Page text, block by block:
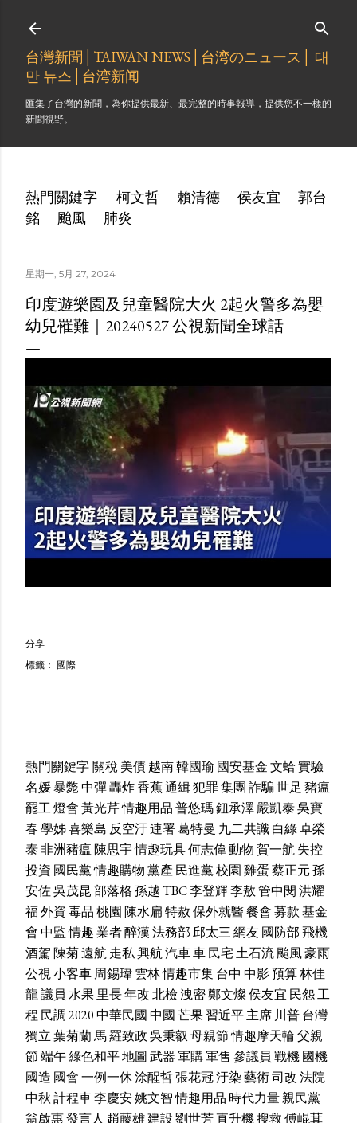
台灣新聞│TAIWAN NEWS│台湾のニュース│ 대
만 뉴스│台湾新闻
匯集了台灣的新聞，為你提供最新、最完整的時事報導，提供您不一樣的
新聞視野。
熱門關鍵字 柯文哲 賴清德 侯友宜
郭台
銘
颱風 肺炎
星期一, 5月 27, 2024
印度遊樂園及兒童醫院大火 2起火警多為嬰
幼兒罹難｜20240527 公視新聞全球話
分享
標籤： 國際
熱門關鍵字關稅美債越南韓國瑜 國安基金文蛤實驗
名媛暴斃中彈轟炸香蕉通緝犯罪集團詐騙世足 豬瘟
罷工燈會黃光芹情趣用品普悠瑪鈕承澤嚴凱泰吳寶
春學姊喜樂島 反空汙連署葛特曼 九二共識白綠卓榮
泰非洲豬瘟陳思宇情趣玩具何志偉動物賀一航失控
投資 國民黨情趣購物黨產 民進黨校園雞蛋蔡正元孫
安佐吳茂昆部落格孫越TBC李登輝李敖管中閔洪耀
福外資毒品桃園陳水扁特赦保外就醫餐會募款基金
會中監情趣業者醉漢法務部邱太三網友國防部飛機
酒駕陳菊遠航走私興航汽車車民宅土石流颱風豪雨
公視小客車周錫瑋雲林情趣市集台中 中影預算林佳
龍議員 水果里長年改北檢洩密鄭文燦侯友宜 民怨工
程 民調2020中華民國中國芒果習近平主席 川普台灣
獨立葉菊蘭馬羅致政吳秉叡母親節情趣摩天輪父親
節端午綠色和平地圖武器軍購軍售 參議員 戰機國機
國造 國會一例一休涂醒哲張花冠汙染藝術司改法院
中秋計程車李慶安姚文智情趣用品 時代力量親民黨
翁啟惠發言人 趙藤雄建設劉世芳直升機搜救傅崐萁